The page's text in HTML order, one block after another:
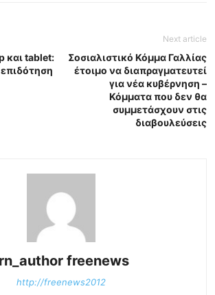
και tablet:
Next article
Σοσιαλιστικό Κόμμα Γαλλίας
έτοιμο να διαπραγματευτεί
για νέα κυβέρνηση –
Κόμματα που δεν θα
συμμετάσχουν στις
διαβουλεύσεις
freenews
http://freenews2012